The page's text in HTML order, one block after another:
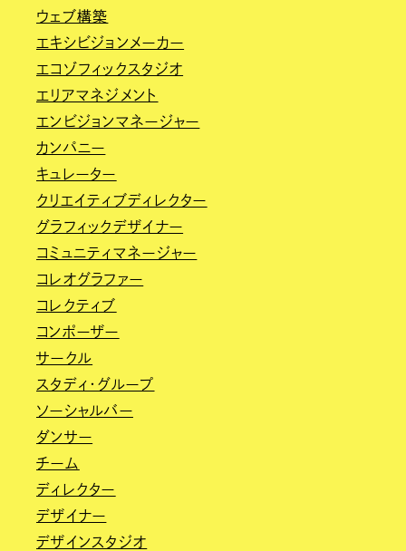
ウェブ構築
エキシビジョンメーカー
エコゾフィックスタジオ
エリアマネジメント
エンビジョンマネージャー
カンパニー
キュレーター
クリエイティブディレクター
グラフィックデザイナー
コミュニティマネージャー
コレオグラファー
コレクティブ
コンポーザー
サークル
スタディ・グループ
ソーシャルバー
ダンサー
チーム
ディレクター
デザイナー
デザインスタジオ